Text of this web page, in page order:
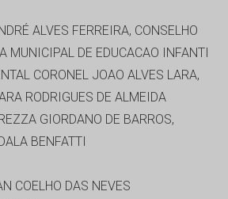
ALVES FERREIRA, CONSELHO
MUNICIPAL DE EDUCACAO INFANTI
CORONEL JOAO ALVES LARA,
RODRIGUES DE ALMEIDA
GIORDANO DE BARROS,
BENFATTI
COELHO DAS NEVES